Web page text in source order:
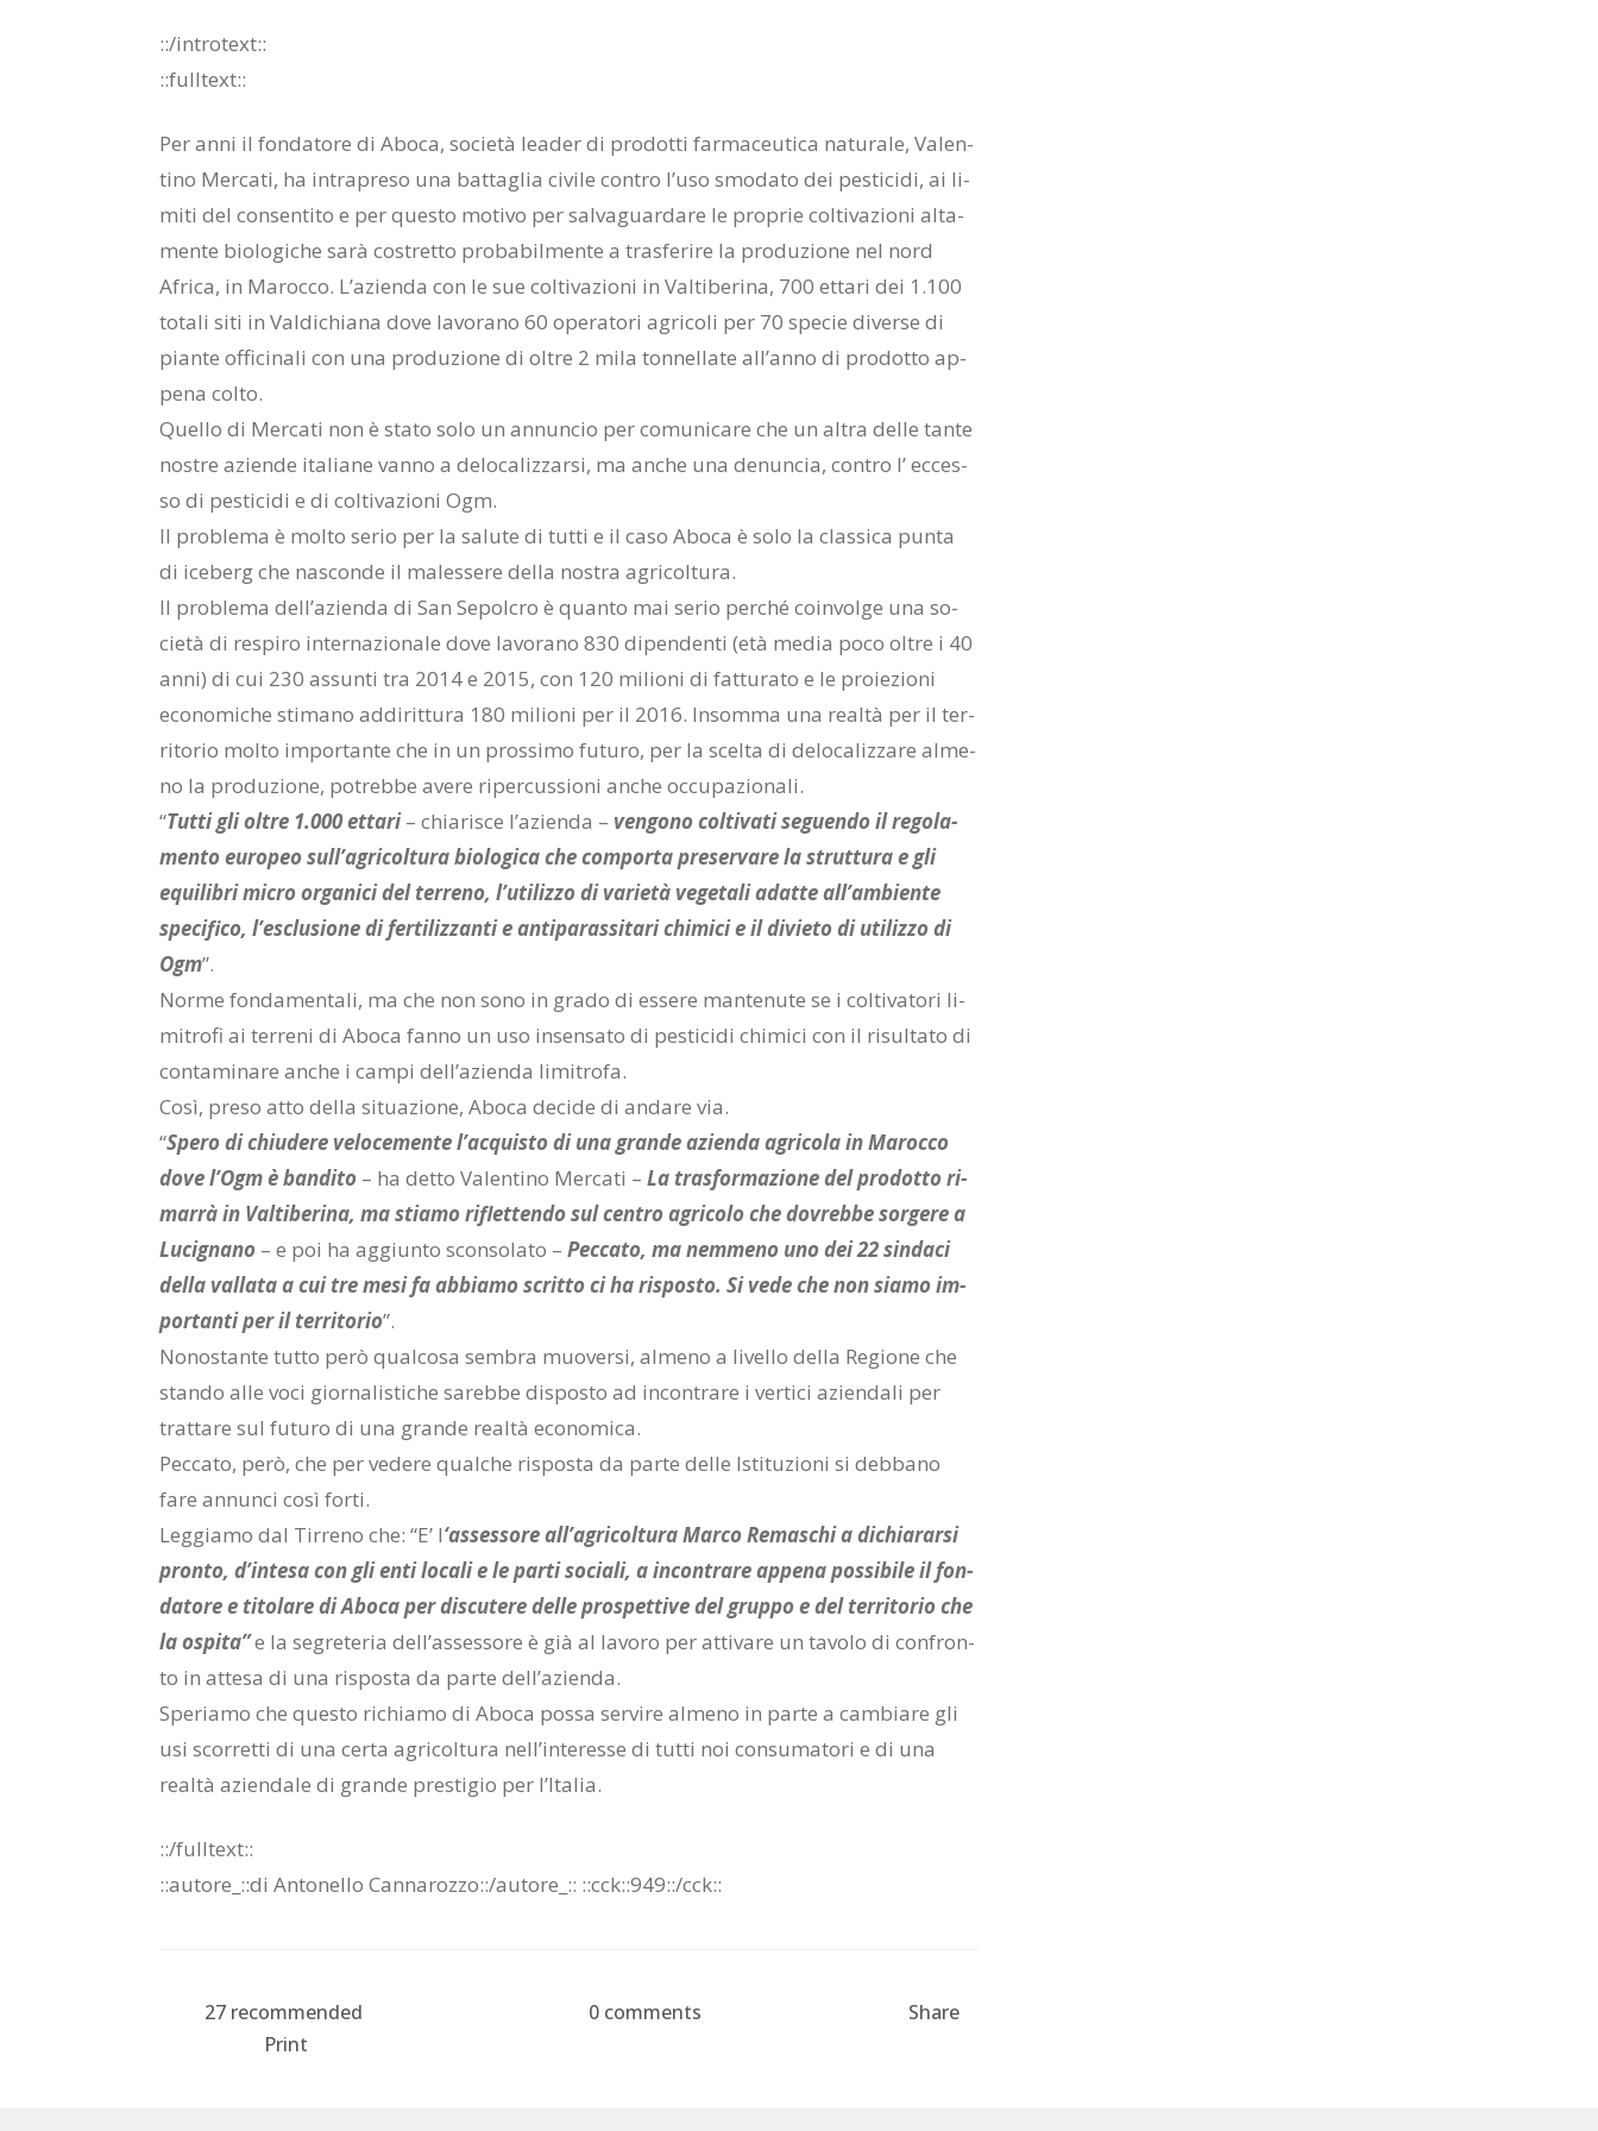
::/in­tro­text::
::full­text::
Per anni il fon­da­to­re di Abo­ca, so­cie­tà lea­der di pro­dot­ti far­ma­ceu­ti­ca na­tu­ra­le, Va­len­
ti­no Mer­ca­ti, ha in­tra­pre­so una bat­ta­glia ci­vi­le con­tro l’u­so smo­da­to dei pe­sti­ci­di, ai li­
mi­ti del con­sen­ti­to e per que­sto mo­ti­vo per sal­va­guar­da­re le pro­prie col­ti­va­zio­ni al­ta­
men­te bio­lo­gi­che sarà co­stret­to pro­ba­bil­men­te a tra­sfe­ri­re la pro­du­zio­ne nel nord
Afri­ca, in Ma­roc­co. L’a­zien­da con le sue col­ti­va­zio­ni in Val­ti­be­ri­na, 700 et­ta­ri dei 1.100
to­ta­li siti in Val­di­chia­na dove la­vo­ra­no 60 ope­ra­to­ri agri­co­li per 70 spe­cie di­ver­se di
pian­te of­fi­ci­na­li con una pro­du­zio­ne di ol­tre 2 mila ton­nel­la­te al­l’an­no di pro­dot­to ap­
pe­na col­to.
Quel­lo di Mer­ca­ti non è sta­to solo un an­nun­cio per co­mu­ni­ca­re che un al­tra del­le tan­te
no­stre azien­de ita­lia­ne van­no a de­lo­ca­liz­zar­si, ma an­che una de­nun­cia, con­tro l’ ec­ces­
so di pe­sti­ci­di e di col­ti­va­zio­ni Ogm.
Il pro­ble­ma è mol­to se­rio per la sa­lu­te di tut­ti e il caso Abo­ca è solo la clas­si­ca pun­ta
di ice­berg che na­scon­de il ma­les­se­re del­la no­stra agri­col­tu­ra.
Il pro­ble­ma del­l’a­zien­da di San Se­pol­cro è quan­to mai se­rio per­ché coin­vol­ge una so­
cie­tà di re­spi­ro in­ter­na­zio­na­le dove la­vo­ra­no 830 di­pen­den­ti (età me­dia poco ol­tre i 40
anni) di cui 230 as­sun­ti tra 2014 e 2015, con 120 mi­lio­ni di fat­tu­ra­to e le pro­ie­zio­ni
eco­no­mi­che sti­ma­no ad­di­rit­tu­ra 180 mi­lio­ni per il 2016. In­som­ma una real­tà per il ter­
ri­to­rio mol­to im­por­tan­te che in un pros­si­mo fu­tu­ro, per la scel­ta di de­lo­ca­liz­za­re al­me­
no la pro­du­zio­ne, po­treb­be ave­re ri­per­cus­sio­ni an­che oc­cu­pa­zio­na­li.
“Tut­ti gli ol­tre 1.000 et­ta­ri– chia­ri­sce l’a­zien­da – ven­go­no col­ti­va­ti se­guen­do il re­go­la­
men­to eu­ro­peo sul­l’a­gri­col­tu­ra bio­lo­gi­ca che com­por­ta pre­ser­va­re la strut­tu­ra e gli
equi­li­bri mi­cro or­ga­ni­ci del ter­re­no, l’u­ti­liz­zo di va­rie­tà ve­ge­ta­li adat­te al­l’am­bien­te
spe­ci­fi­co, l’e­sclu­sio­ne di fer­ti­liz­zan­ti e an­ti­pa­ras­si­ta­ri chi­mi­ci e il di­vie­to di uti­liz­zo di
Ogm”.
Nor­me fon­da­men­ta­li, ma che non sono in gra­do di es­se­re man­te­nu­te se i col­ti­va­to­ri li­
mi­tro­fi ai ter­re­ni di Abo­ca fan­no un uso in­sen­sa­to di pe­sti­ci­di chi­mi­ci con il ri­sul­ta­to di
con­ta­mi­na­re an­che i cam­pi del­l’a­zien­da li­mi­tro­fa.
Così, pre­so atto del­la si­tua­zio­ne, Abo­ca de­ci­de di an­da­re via.
“Spe­ro di chiu­de­re ve­lo­ce­men­te l’ac­qui­sto di una gran­de azien­da agri­co­la in Ma­roc­co
dove l’Ogm è ban­di­to – ha det­to Va­len­ti­no Mer­ca­ti – La tra­sfor­ma­zio­ne del pro­dot­to ri­
mar­rà in Val­ti­be­ri­na, ma stia­mo ri­flet­ten­do sul cen­tro agri­co­lo che do­vreb­be sor­ge­re a
Lu­ci­gna­no – e poi ha ag­giun­to scon­so­la­to – Pec­ca­to, ma nem­me­no uno dei 22 sin­da­ci
del­la val­la­ta a cui tre mesi fa ab­bia­mo scrit­to ci ha ri­spo­sto. Si vede che non sia­mo im­
por­tan­ti per il ter­ri­to­rio”.
No­no­stan­te tut­to però qual­co­sa sem­bra muo­ver­si, al­me­no a li­vel­lo del­la Re­gio­ne che
stan­do alle voci gior­na­li­sti­che sa­reb­be di­spo­sto ad in­con­tra­re i ver­ti­ci azien­da­li per
trat­ta­re sul fu­tu­ro di una gran­de real­tà eco­no­mi­ca.
Pec­ca­to, però, che per ve­de­re qual­che ri­spo­sta da par­te del­le Isti­tu­zio­ni si deb­ba­no
fare an­nun­ci così for­ti.
Leg­gia­mo dal Tir­re­no che: “E’ l‘as­ses­so­re al­l’a­gri­col­tu­ra Mar­co Re­ma­schi a di­chia­rar­si
pron­to, d’in­te­sa con gli enti lo­ca­li e le par­ti so­cia­li, a in­con­tra­re ap­pe­na pos­si­bi­le il fon­
da­to­re e ti­to­la­re di Abo­ca per di­scu­te­re del­le pro­spet­ti­ve del grup­po e del ter­ri­to­rio che
la ospi­ta”e la se­gre­te­ria del­l’as­ses­so­re è già al la­vo­ro per at­ti­va­re un ta­vo­lo di con­fron­
to in at­te­sa di una ri­spo­sta da par­te del­l’a­zien­da.
Spe­ria­mo che que­sto ri­chia­mo di Abo­ca pos­sa ser­vi­re al­me­no in par­te a cam­bia­re gli
usi scor­ret­ti di una cer­ta agri­col­tu­ra nel­l’in­te­res­se di tut­ti noi con­su­ma­to­ri e di una
real­tà azien­da­le di gran­de pre­sti­gio per l’I­ta­lia.
::/full­text::
::au­to­re_::di An­to­nel­lo Can­na­roz­zo::/​au­to­re_:: ::cck::949::/​cck::
27 recommended 0 comments
Share
Print